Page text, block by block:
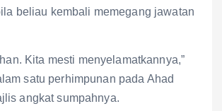
beliau kembali memegang jawatan
Kita mesti menyelamatkannya,”
satu perhimpunan pada Ahad
angkat sumpahnya.